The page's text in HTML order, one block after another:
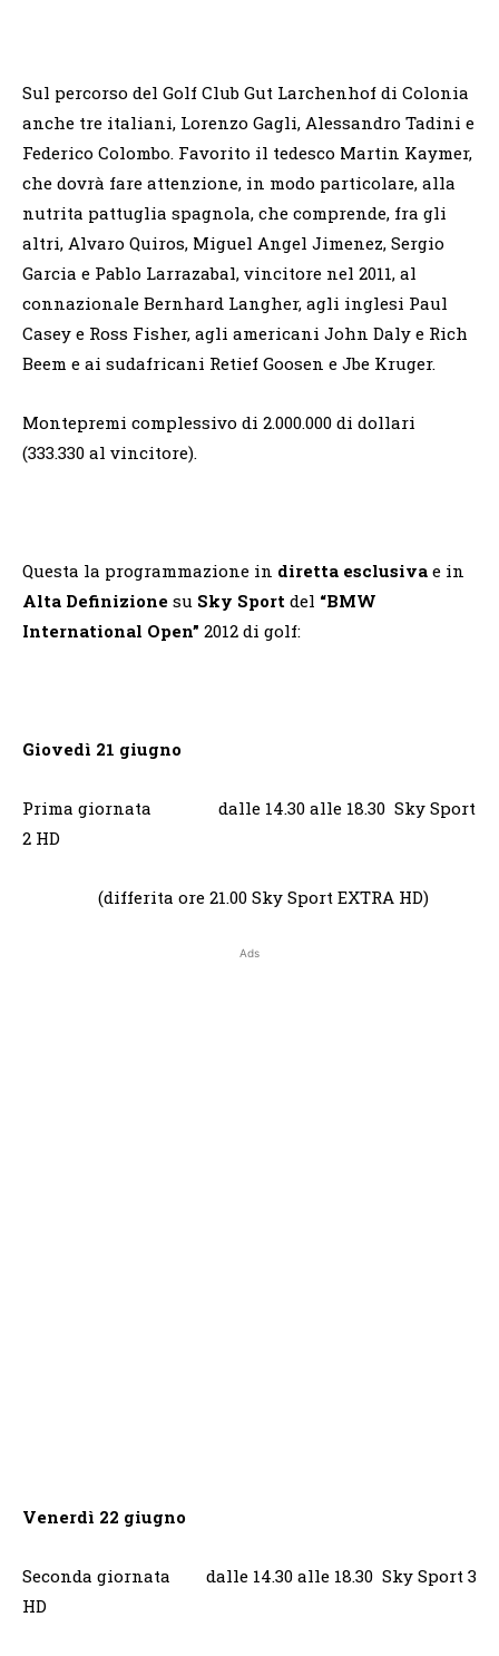
Sul percorso del Golf Club Gut Larchenhof di Colonia
anche tre italiani, Lorenzo Gagli, Alessandro Tadini e
Federico Colombo. Favorito il tedesco Martin Kaymer,
che dovrà fare attenzione, in modo particolare, alla
nutrita pattuglia spagnola, che comprende, fra gli
altri, Alvaro Quiros, Miguel Angel Jimenez, Sergio
Garcia e Pablo Larrazabal, vincitore nel 2011, al
connazionale Bernhard Langher, agli inglesi Paul
Casey e Ross Fisher, agli americani John Daly e Rich
Beem e ai sudafricani Retief Goosen e Jbe Kruger.
Montepremi complessivo di 2.000.000 di dollari
(333.330 al vincitore).
Questa la programmazione in diretta esclusiva e in
Alta Definizione su Sky Sport del “BMW
International Open” 2012 di golf:
Giovedì 21 giugno
Prima giornata dalle 14.30 alle 18.30 Sky Sport
2 HD
(differita ore 21.00 Sky Sport EXTRA HD)
Ads
Venerdì 22 giugno
Seconda giornata dalle 14.30 alle 18.30 Sky Sport 3
HD